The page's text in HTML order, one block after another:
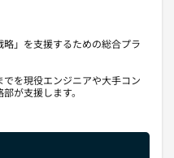
略」を支援するための総合プラ
を現役エンジニアや大手コン
が支援します。